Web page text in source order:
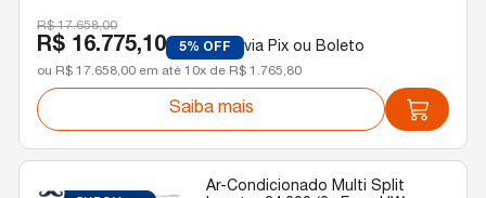
R$ 17.658,00
R$ 16.775,10 5% OFF via Pix ou Boleto
ou R$ 17.658,00 em até 10x de R$ 1.765,80
Saiba mais
Ar-Condicionado Multi Split